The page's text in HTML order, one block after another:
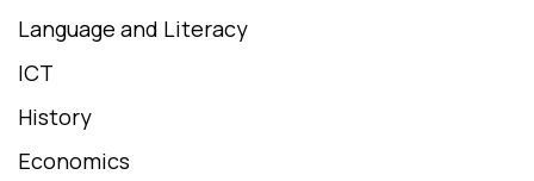
Language and Literacy
ICT
History
Economics